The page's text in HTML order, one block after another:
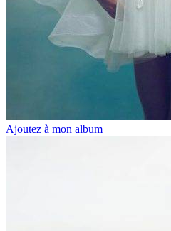
Ajoutez à mon album